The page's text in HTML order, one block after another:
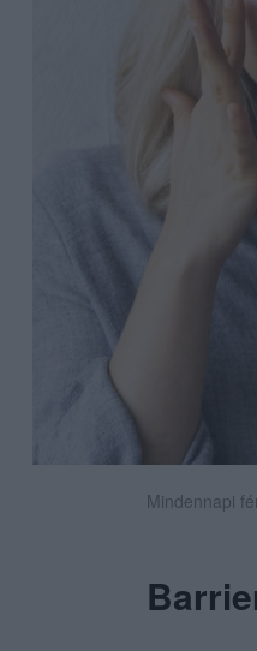
Mindennapi